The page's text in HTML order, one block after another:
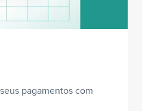
pagamentos com